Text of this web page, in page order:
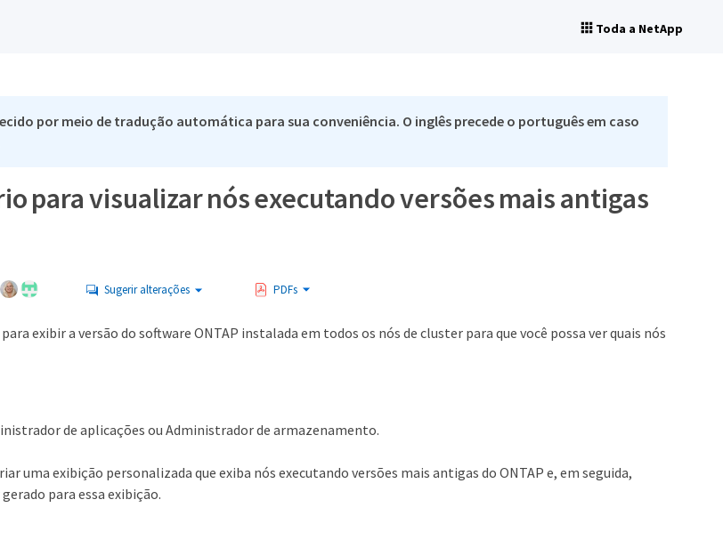
Toda a NetApp
por meio de tradução automática para sua conveniência. O inglês precede o português em caso
para visualizar nós executando versões mais antigas
Sugerir alterações PDFs
exibir a versão do software ONTAP instalada em todos os nós de cluster para que você possa ver quais nós
de aplicações ou Administrador de armazenamento.
uma exibição personalizada que exiba nós executando versões mais antigas do ONTAP e, em seguida,
para essa exibição.